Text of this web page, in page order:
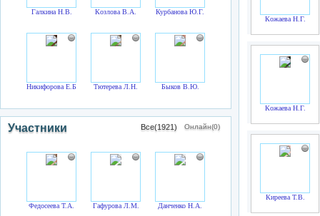
Галкина Н.В. Козлова В.А. Курбанова Ю.Г.
Никифорова Е.Б. Тютерева Л.Н. Быков В.Ю.
Участники Все(1921) Онлайн(0)
Федосеева Т.А. Гафурова Л.М. Данченко Н.А.
Кожаева Н.Г.
Кожаева Н.Г.
Киреева Т.В.